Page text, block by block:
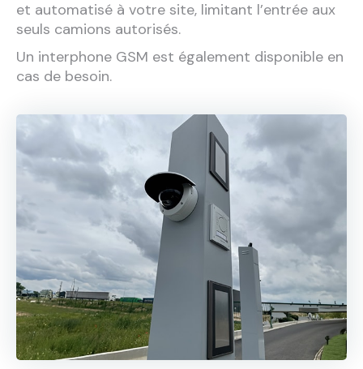
et automatisé à votre site, limitant l’entrée aux
seuls camions autorisés.
Un interphone GSM est également disponible en
cas de besoin.